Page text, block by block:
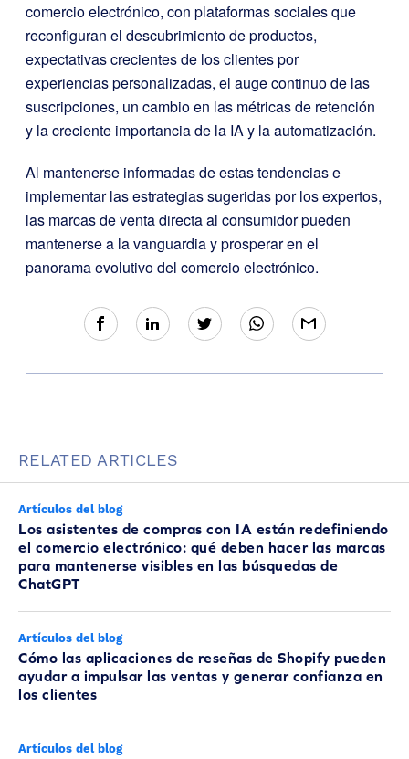
comercio electrónico, con plataformas sociales que
reconfiguran el descubrimiento de productos,
expectativas crecientes de los clientes por
experiencias personalizadas, el auge continuo de las
suscripciones, un cambio en las métricas de retención
y la creciente importancia de la IA y la automatización.
Al mantenerse informadas de estas tendencias e
implementar las estrategias sugeridas por los expertos,
las marcas de venta directa al consumidor pueden
mantenerse a la vanguardia y prosperar en el
panorama evolutivo del comercio electrónico.
RELATED ARTICLES
Artículos del blog
Los asistentes de compras con IA están redefiniendo
el comercio electrónico: qué deben hacer las marcas
para mantenerse visibles en las búsquedas de
ChatGPT
Artículos del blog
Cómo las aplicaciones de reseñas de Shopify pueden
ayudar a impulsar las ventas y generar confianza en
los clientes
Artículos del blog